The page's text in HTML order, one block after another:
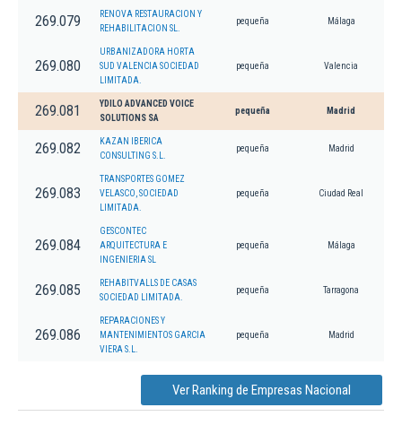
269.079
RENOVA RESTAURACION Y
REHABILITACION SL.
pequeña Málaga
269.080
URBANIZADORA HORTA
SUD VALENCIA SOCIEDAD
LIMITADA.
pequeña Valencia
269.081
YDILO ADVANCED VOICE
SOLUTIONS SA
pequeña Madrid
269.082
KAZAN IBERICA
CONSULTING S.L.
pequeña Madrid
269.083
TRANSPORTES GOMEZ
VELASCO, SOCIEDAD
LIMITADA.
pequeña Ciudad Real
269.084
GESCONTEC
ARQUITECTURA E
INGENIERIA SL
pequeña Málaga
269.085
REHABITVALLS DE CASAS
SOCIEDAD LIMITADA.
pequeña Tarragona
269.086
REPARACIONES Y
MANTENIMIENTOS GARCIA
VIERA S.L.
pequeña Madrid
Ver Ranking de Empresas Nacional